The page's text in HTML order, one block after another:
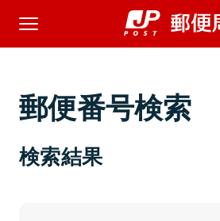
郵便番号検索
検索結果